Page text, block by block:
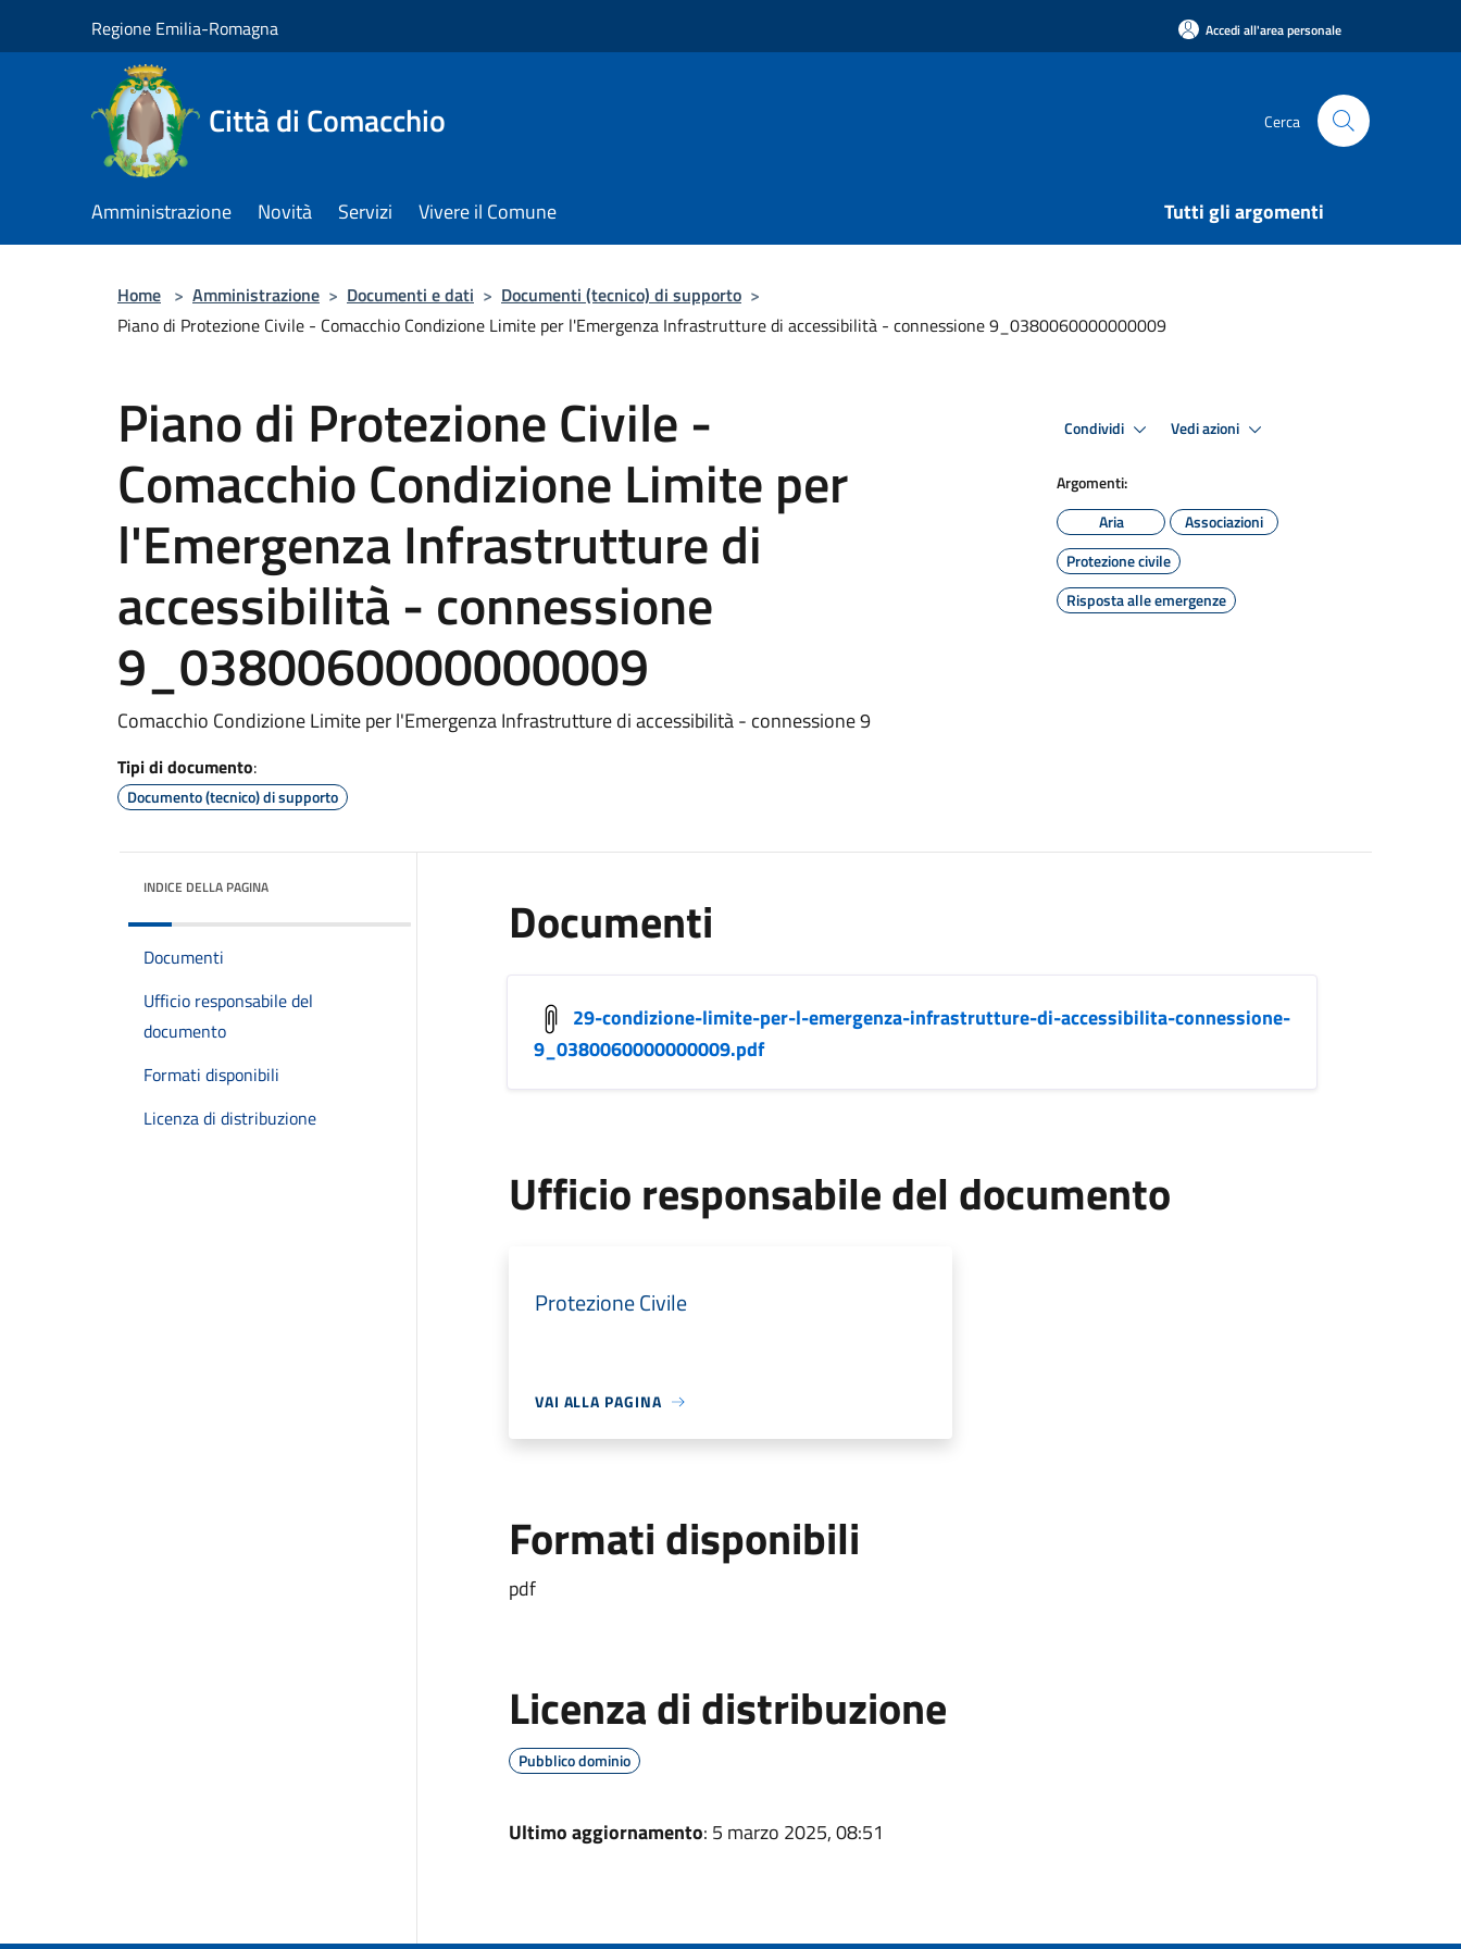
Regione Emilia-Romagna Accedi all'area personale
Città di Comacchio Cerca
Amministrazione Novità Servizi Vivere il Comune Tutti gli argomenti
Home > Amministrazione > Documenti e dati > Documenti (tecnico) di supporto >
Piano di Protezione Civile - Comacchio Condizione Limite per l'Emergenza Infrastrutture di accessibilità - connessione 9_0380060000000009
Piano di Protezione Civile -
Comacchio Condizione Limite per
l'Emergenza Infrastrutture di
accessibilità - connessione
9_0380060000000009
Comacchio Condizione Limite per l'Emergenza Infrastrutture di accessibilità - connessione 9
Tipi di documento:
Documento (tecnico) di supporto
Condividi Vedi azioni
Argomenti:
Aria
Associazioni
Protezione civile
Risposta alle emergenze
INDICE DELLA PAGINA
Documenti
Ufficio responsabile del
documento
Formati disponibili
Licenza di distribuzione
Documenti
29-condizione-limite-per-l-emergenza-infrastrutture-di-accessibilita-connessione-
9_0380060000000009.pdf
Ufficio responsabile del documento
Protezione Civile
VAI ALLA PAGINA
Formati disponibili
pdf
Licenza di distribuzione
Pubblico dominio
Ultimo aggiornamento: 5 marzo 2025, 08:51